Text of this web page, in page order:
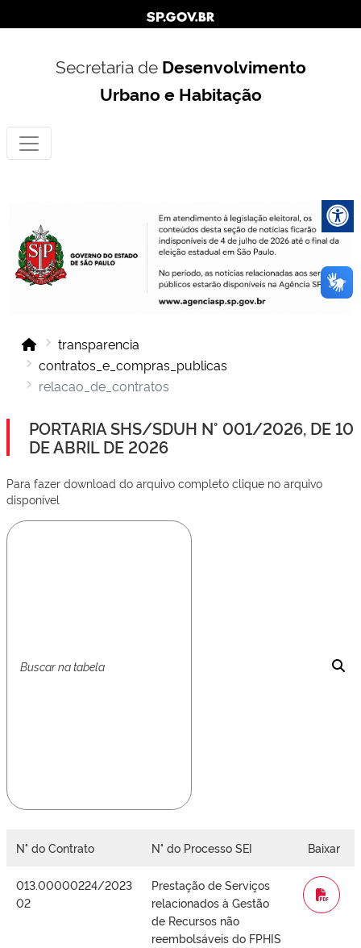
Secretaria de Desenvolvimento
Urbano e Habitação
transparencia
contratos_e_compras_publicas
relacao_de_contratos
PORTARIA SHS/SDUH N° 001/2026, DE 10
DE ABRIL DE 2026
Para fazer download do arquivo completo clique no arquivo
disponível
N° do Contrato N° do Processo SEI Baixar
013.00000224/2023
02
Prestação de Serviços
relacionados à Gestão
de Recursos não
reembolsáveis do FPHIS
WORD